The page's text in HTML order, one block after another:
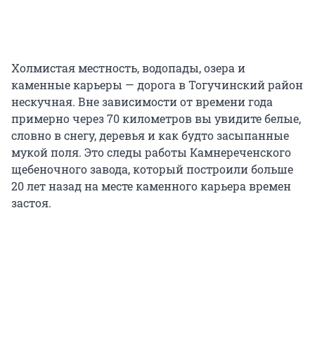
Холмистая местность, водопады, озера и
каменные карьеры — дорога в Тогучинский район
нескучная. Вне зависимости от времени года
примерно через 70 километров вы увидите белые,
словно в снегу, деревья и как будто засыпанные
мукой поля. Это следы работы Камнереченского
щебеночного завода, который построили больше
20 лет назад на месте каменного карьера времен
застоя.